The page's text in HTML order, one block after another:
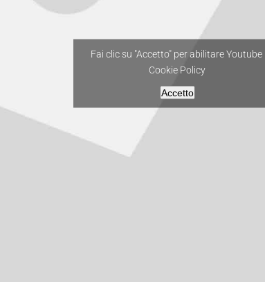
Fai clic su "Accetto" per abilitare Youtube
Cookie Policy
Accetto